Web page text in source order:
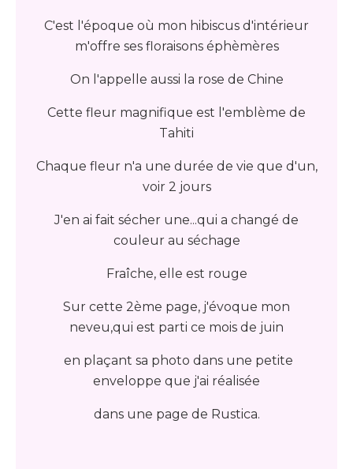
C'est l'époque où mon hibiscus d'intérieur
m'offre ses floraisons éphèmères
On l'appelle aussi la rose de Chine
Cette fleur magnifique est l'emblème de
Tahiti
Chaque fleur n'a une durée de vie que d'un,
voir 2 jours
J'en ai fait sécher une...qui a changé de
couleur au séchage
Fraîche, elle est rouge
Sur cette 2ème page, j'évoque mon
neveu,qui est parti ce mois de juin
en plaçant sa photo dans une petite
enveloppe que j'ai réalisée
dans une page de Rustica.